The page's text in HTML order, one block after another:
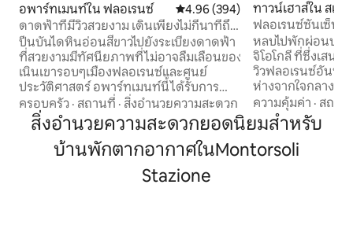
อพาร์ทเมนท์ใน ฟลอเรนซ์ คะแนนเฉลี่ย 4.96 จาก 5, 394 รีวิว
4.96 (394)
ดาดฟ้าที่มีวิวสวยงาม เดินเพียงไม่กี่นาทีถึง
ดูโอม
ปีนบันไดหินอ่อนสีขาวไปยังระเบียงดาดฟ้า
ที่สวยงามมีทัศนียภาพที่ไม่อาจลืมเลือนของ
เนินเขารอบๆเมืองฟลอเรนซ์และศูนย์
ประวัติศาสตร์ อพาร์ทเมนท์นี้ได้รับการ
ปรับปรุงใหม่ผสมผสานสถาปัตยกรรมและ
การออกแบบที่แตกต่างกัน ในแฟลตมีพื้นที่
เพียงพอสำหรับสมาร์ทเวิร์คสเตชันของคุณ:
อินเทอร์เน็ตเร็วและเชื่อถือได้เข้าถึงได้จาก
ทุกมุม เราใส่ใจเป็นพิเศษในการลดเชื้อใน
พื้นที่สำคัญทั้งหมดโดยเฉพาะอย่างยิ่ง
ครอบครัว · สถานที่ · สิ่งอำนวยความสะดวก
ทาวน์เฮาส์ใน สแก
ฟลอเรนซ์ซันเซ็ทฮิล
หลบไปพักผ่อนบนเ
จิโอโกลี ที่ซึ่งเสน่
วิวฟลอเรนซ์อันน่
ห่างจากใจกลางเ
15 นาที เป็นฐานที่
รสำรวจทัสคานี พ
เช้าอันเงียบสงบ
จดจำ และความง
ที่พักแห่งนี้รายล้อม
ความคุ้มค่า · สถาน
สิ่งอำนวยความสะดวกยอดนิยมสำหรับ
บ้านพักตากอากาศในMontorsoli
Stazione